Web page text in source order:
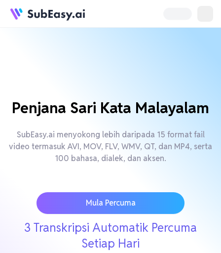
Penjana Sari Kata Malayalam
SubEasy.ai menyokong lebih daripada 15 format fail
video termasuk AVI, MOV, FLV, WMV, QT, dan MP4, serta
100 bahasa, dialek, dan aksen.
Mula Percuma
3 Transkripsi Automatik Percuma
Setiap Hari